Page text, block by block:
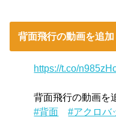
背面飛行の動画を追
https://t.co/
背面飛行の動画を
#背面
#アクロバ